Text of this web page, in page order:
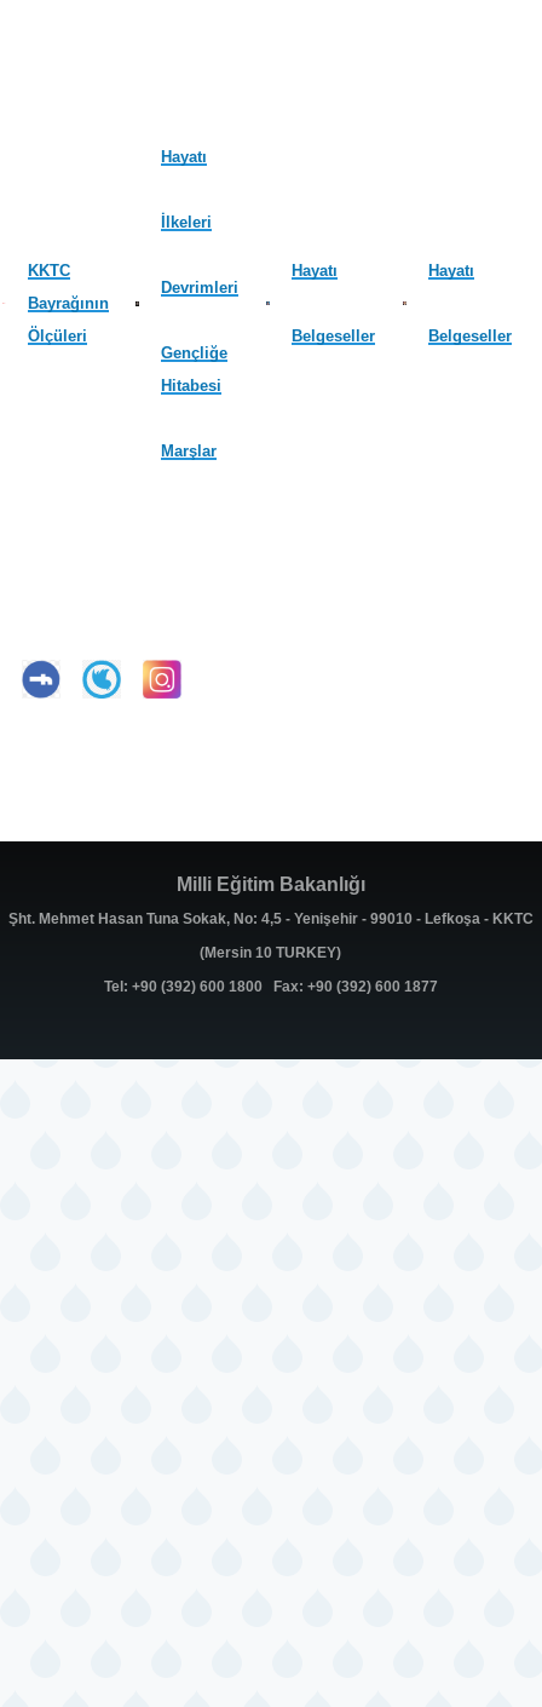
KKTC
Bayrağının
Ölçüleri
Hayatı
İlkeleri
Devrimleri
Gençliğe
Hitabesi
Marşlar
Hayatı
Belgeseller
Hayatı
Belgeseller
Milli Eğitim Bakanlığı
Şht. Mehmet Hasan Tuna Sokak, No: 4,5 - Yenişehir - 99010 - Lefkoşa - KKTC
(Mersin 10 TURKEY)
Tel: +90 (392) 600 1800 Fax: +90 (392) 600 1877